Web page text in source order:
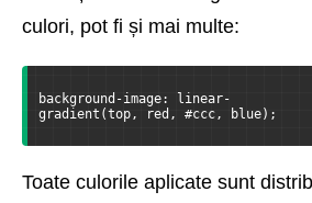
culori, pot fi și mai multe:
background-image: linear-
gradient(top, red, #ccc, blue);
Toate culorile aplicate sunt